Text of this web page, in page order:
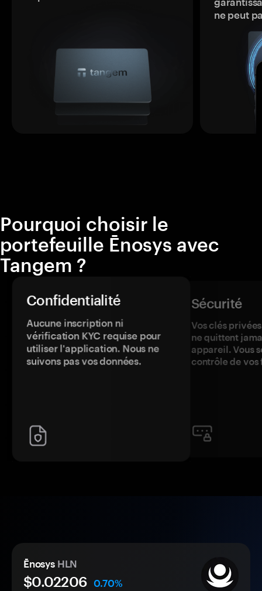
ne peut
Pourquoi choisir le
portefeuille Ēnosys avec
Tangem ?
Confidentialité
Aucune inscription ni
vérification KYC requise pour
utiliser l'application. Nous ne
suivons pas vos données.
Sécurité
Vos clés
ne quittent
appareil. Vous
contrôle de vos
Ēnosys HLN
$0.02206 0.70%